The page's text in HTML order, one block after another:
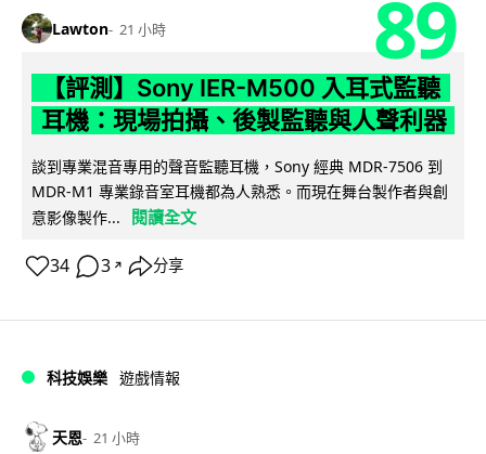
Lawton 21 小時 89
【評測】Sony IER-M500 入耳式監聽
耳機：現場拍攝、後製監聽與人聲利器
談到專業混音專用的聲音監聽耳機，Sony 經典 MDR-7506 到
MDR-M1 專業錄音室耳機都為人熟悉。而現在舞台製作者與創
意影像製作...
閱讀全文
34 3 ↗ 分享
科技娛樂 遊戲情報
天恩 21 小時